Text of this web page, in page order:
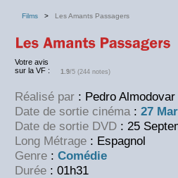
Films > Les Amants Passagers
Votre avis
sur la VF :
1.9/5 (244 notes)
Réalisé par : Pedro Almodovar
Date de sortie cinéma : 27
Date de sortie DVD : 25
Long Métrage : Espagnol
Genre : Comédie
Durée : 01h31